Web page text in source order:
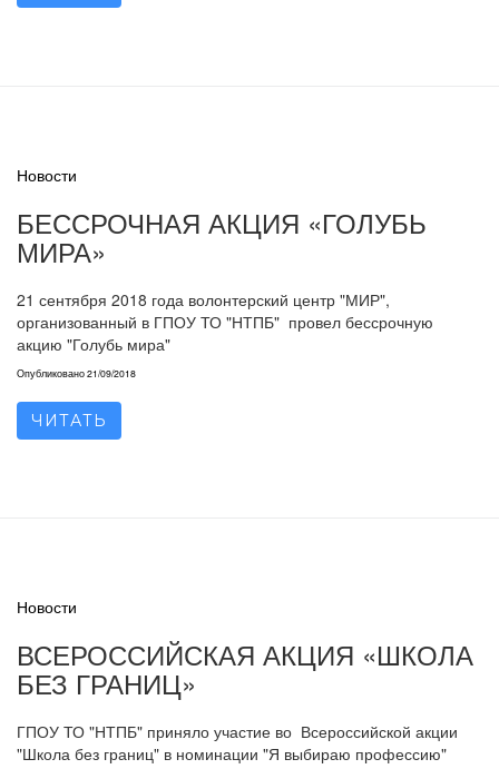
Новости
БЕССРОЧНАЯ АКЦИЯ «ГОЛУБЬ
МИРА»
21 сентября 2018 года волонтерский центр "МИР",
организованный в ГПОУ ТО "НТПБ" провел бессрочную
акцию "Голубь мира"
Опубликовано21/09/2018
ЧИТАТЬ
Новости
ВСЕРОССИЙСКАЯ АКЦИЯ «ШКОЛА
БЕЗ ГРАНИЦ»
ГПОУ ТО "НТПБ" приняло участие во Всероссийской акции
"Школа без границ" в номинации "Я выбираю профессию"